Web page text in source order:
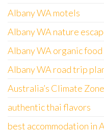
Albany WA motels
Albany WA nature
Albany WA organic food
Albany WA road trip
Australia’s Climate
authentic thai flavors
best accommodation in